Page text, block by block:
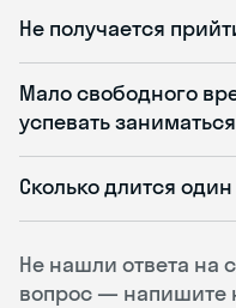
Не нашли ответа на
вопрос — напишите
Не получается
Мало свободного
успевать заниматься
Сколько длится